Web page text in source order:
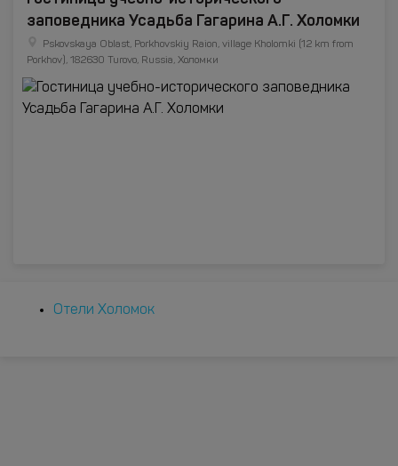
заповедника Усадьба Гагарина А.Г. Холомки
Pskovskaya Oblast, Porkhovskiy Raion, village Kholomki (12 km from
Porkhov), 182630 Turovo, Russia, Холомки
Отели Холомок